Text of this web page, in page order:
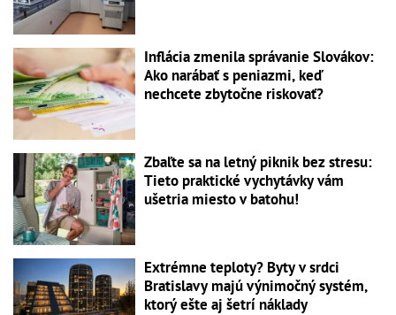
Inflácia zmenila správanie Slovákov:
Ako narábať s peniazmi, keď
nechcete zbytočne riskovať?
Zbaľte sa na letný piknik bez stresu:
Tieto praktické vychytávky vám
ušetria miesto v batohu!
Extrémne teploty? Byty v srdci
Bratislavy majú výnimočný systém,
ktorý ešte aj šetrí náklady